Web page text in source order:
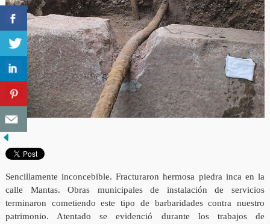
Sencillamente inconcebible. Fracturaron hermosa piedra inca en la
calle Mantas. Obras municipales de instalación de servicios
terminaron cometiendo este tipo de barbaridades contra nuestro
patrimonio. Atentado se evidenció durante los trabajos de